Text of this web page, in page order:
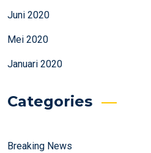
Juni 2020
Mei 2020
Januari 2020
Categories
Breaking News